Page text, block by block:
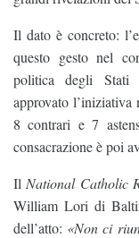
Il dato è concreto:
questo gesto nel
politica degli Stati
approvato
8 contrari e 7
consacrazione è poi
Il National Catholic
William Lori di
dell’atto: «Non ci